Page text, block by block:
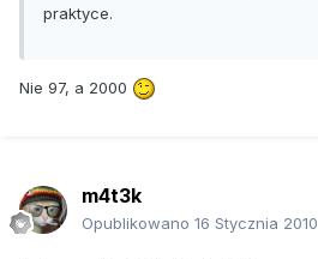
praktyce.
Nie 97, a 2000
m4t3k
Opublikowano 16 Stycznia 2010